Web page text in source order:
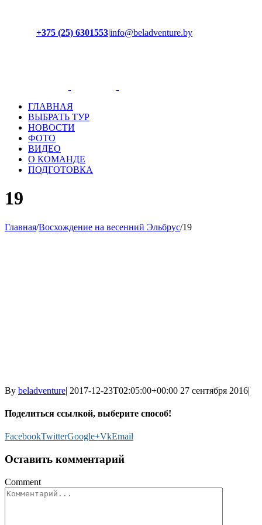
+375 (25) 6301553|info@beladventure.by
ГЛАВНАЯ
ВЫБРАТЬ ТУР
НОВОСТИ
ФОТО
ВИДЕО
О КОМАНДЕ
ПОДГОТОВКА
19
Главная/Восхождение на весенний Эльбрус/19
By beladventure| 2017-12-23T02:05:00+00:00 27 сентября 2016|
Поделиться ссылкой, выберите способ!
FacebookTwitterGoogle+VkEmail
Оставить комментарий
Comment